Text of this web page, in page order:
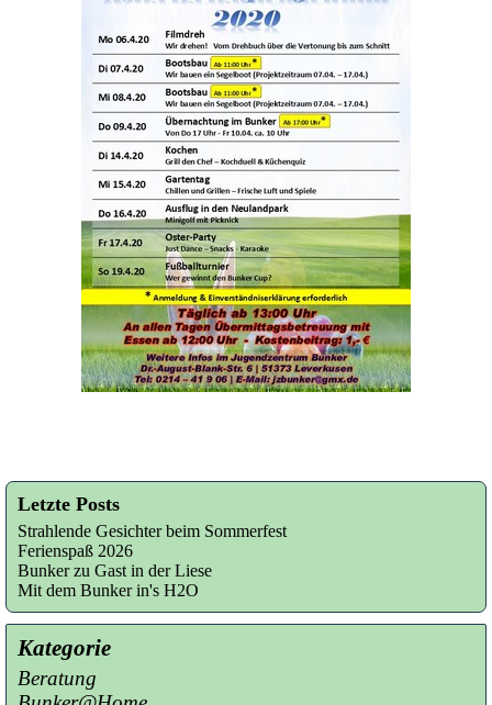
Letzte Posts
Strahlende Gesichter beim Sommerfest
Ferienspaß 2026
Bunker zu Gast in der Liese
Mit dem Bunker in's H2O
Kategorie
Beratung